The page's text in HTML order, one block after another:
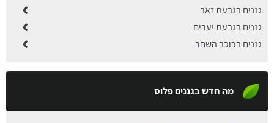
גננים בגבעת זאב
גננים בגבעת יערים
גננים בכוכב השחר
מה חדש בגננים פלוס
גיזום עצים בקריית אונו: